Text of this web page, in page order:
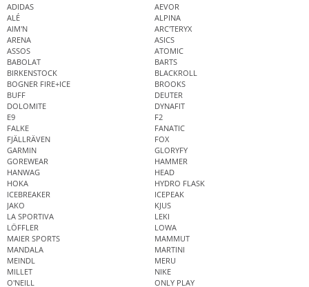
ADIDAS
AEVOR
ALÉ
ALPINA
AIM'N
ARC'TERYX
ARENA
ASICS
ASSOS
ATOMIC
BABOLAT
BARTS
BIRKENSTOCK
BLACKROLL
BOGNER FIRE+ICE
BROOKS
BUFF
DEUTER
DOLOMITE
DYNAFIT
E9
F2
FALKE
FANATIC
FJÄLLRÄVEN
FOX
GARMIN
GLORYFY
GOREWEAR
HAMMER
HANWAG
HEAD
HOKA
HYDRO FLASK
ICEBREAKER
ICEPEAK
JAKO
KJUS
LA SPORTIVA
LEKI
LÖFFLER
LOWA
MAIER SPORTS
MAMMUT
MANDALA
MARTINI
MEINDL
MERU
MILLET
NIKE
O'NEILL
ONLY PLAY